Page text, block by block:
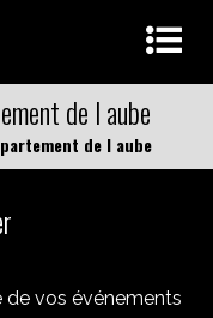
de l aube
de l aube
de vos événements